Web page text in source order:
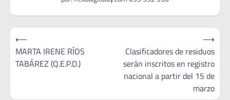
Navegación
de
entradas
⟵
MARTA IRENE RÍOS
TABÁREZ (Q.E.P.D.)
Clasificadores de residuos
serán inscritos en registro
nacional a partir del 15 de
marzo
⟶